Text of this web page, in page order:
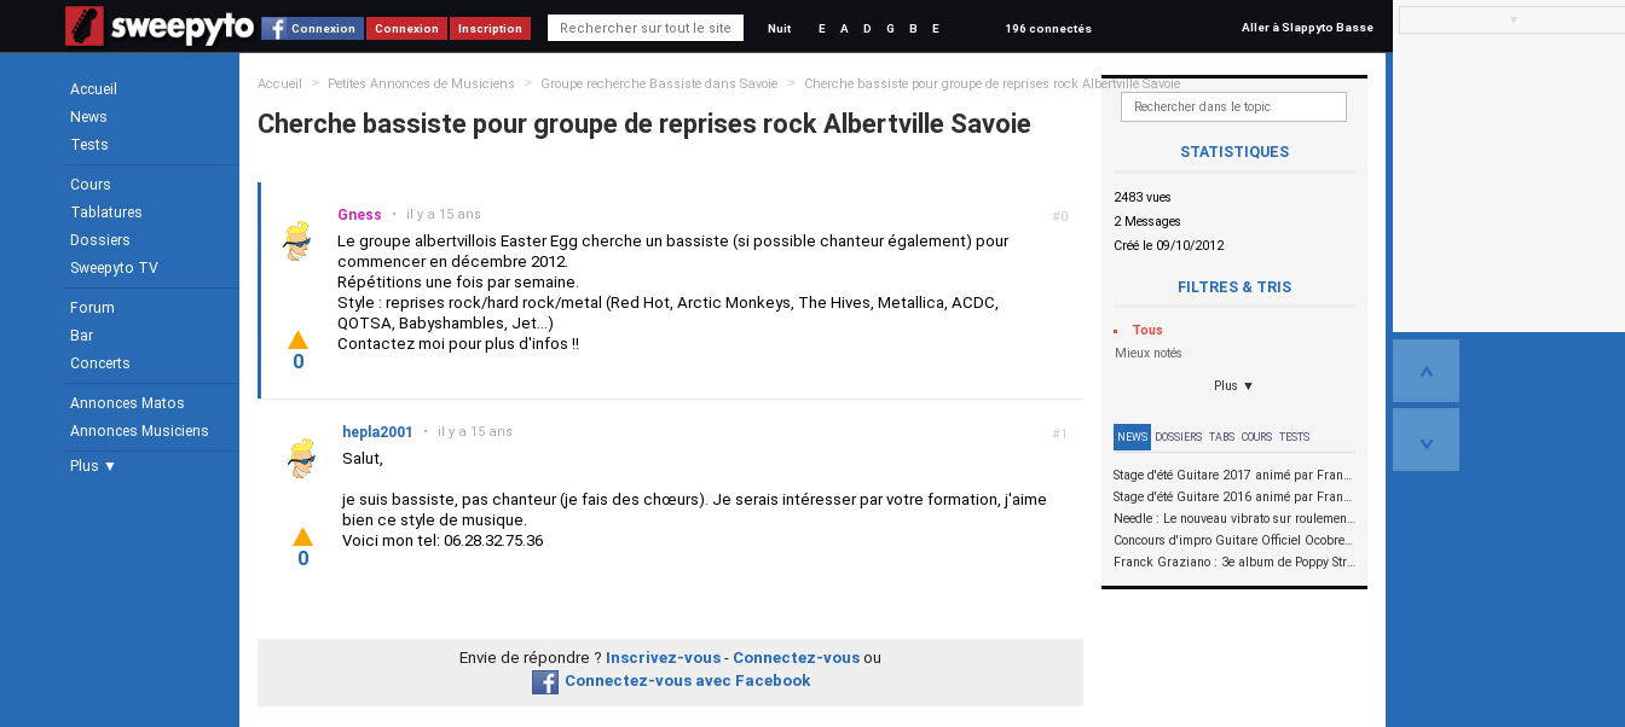
Connexion Connexion Inscription Nuit E A D G B E 196 connectés Aller à Slappyto Basse
Accueil
News
Tests
Cours
Tablatures
Dossiers
Sweepyto TV
Forum
Bar
Concerts
Annonces Matos
Annonces Musiciens
Plus ▼
Accueil > Petites Annonces de Musiciens > Groupe recherche Bassiste dans Savoie > Cherche bassiste pour groupe de reprises rock Albertville Savoie
Cherche bassiste pour groupe de reprises rock Albertville Savoie
STATISTIQUES
2483 vues
2 Messages
Créé le 09/10/2012
FILTRES & TRIS
Tous
Mieux notés
Plus ▼
NEWS DOSSIERS TABS COURS TESTS
Stage d'été Guitare 2017 animé par Franck Graziano et Julien Bouvier
Stage d'été Guitare 2016 animé par Franck Graziano et Julien Bouvier
Needle : Le nouveau vibrato sur roulements à aiguilles
Concours d'impro Guitare Officiel Ocobre 2015 - Christophe Godin
Franck Graziano : 3e album de Poppy Street en précommande
#0
Gness • il y a 15 ans
Le groupe albertvillois Easter Egg cherche un bassiste (si possible chanteur également) pour
commencer en décembre 2012.
Répétitions une fois par semaine.
Style : reprises rock/hard rock/metal (Red Hot, Arctic Monkeys, The Hives, Metallica, ACDC,
QOTSA, Babyshambles, Jet...)
Contactez moi pour plus d'infos !!
0
#1
hepla2001 • il y a 15 ans
Salut,
je suis bassiste, pas chanteur (je fais des chœurs). Je serais intéresser par votre formation, j'aime
bien ce style de musique.
Voici mon tel: 06.28.32.75.36
0
Envie de répondre ? Inscrivez-vous - Connectez-vous ou
Connectez-vous avec Facebook
▼